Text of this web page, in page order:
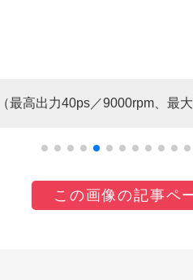
高出力40ps／9000rpm、最
この画像の記事ペ